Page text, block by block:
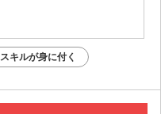
スキルが身に付く